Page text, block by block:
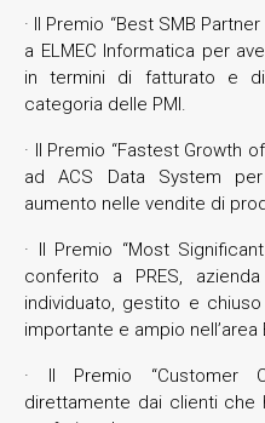
· Il Premio “Best SMB
a ELMEC Informatica per
in termini di fatturato e
categoria delle PMI.
· Il Premio “Fastest Growth
ad ACS Data System
aumento nelle vendite di
· Il Premio “Most
conferito a PRES,
individuato, gestito e
importante e ampio nell’area
· Il Premio “Customer
direttamente dai clienti che